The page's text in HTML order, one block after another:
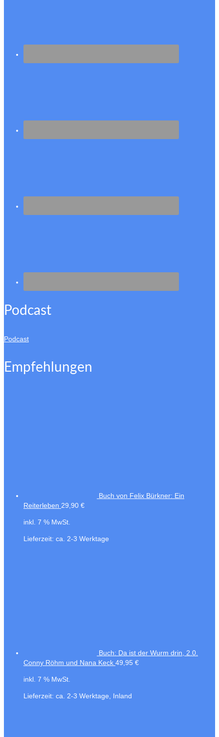
Podcast
Podcast
Empfehlungen
Buch von Felix Bürkner: Ein
Reiterleben 29,90 €
inkl. 7 % MwSt.
Lieferzeit: ca. 2-3 Werktage
Buch: Da ist der Wurm drin, 2.0.
Conny Röhm und Nana Keck 49,95 €
inkl. 7 % MwSt.
Lieferzeit: ca. 2-3 Werktage, Inland